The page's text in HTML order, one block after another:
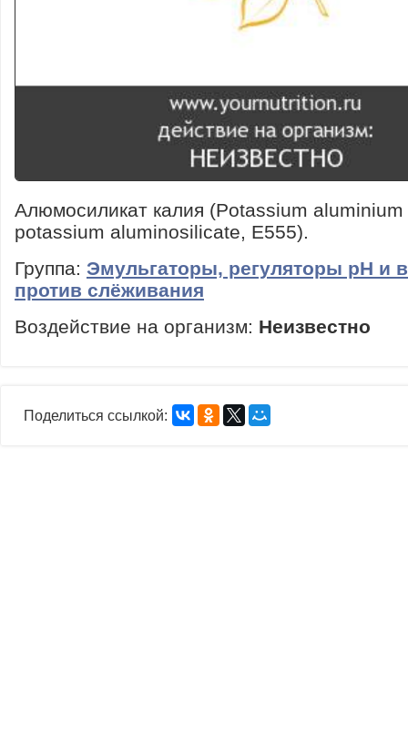
Алюмосиликат калия (Potassium
potassium aluminosilicate, E555).
Группа: Эмульгаторы, регуляторы рН и
против слёживания
Воздействие на организм: Неизвестно
Поделиться ссылкой: